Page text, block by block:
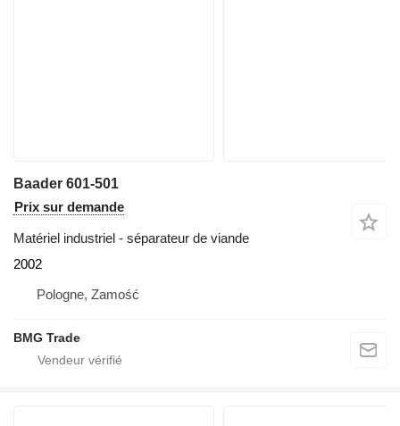
Baader 601-501
Prix sur demande
Matériel industriel - séparateur de viande
2002
Pologne, Zamość
BMG Trade